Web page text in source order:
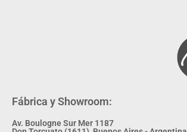
Fábrica y Showroom:
Av. Boulogne Sur Mer 1187